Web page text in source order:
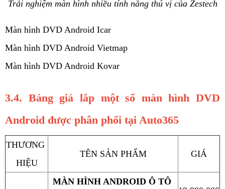
Trải nghiệm màn hình nhiều tính năng thú vị của Zestech
Màn hình DVD Android Icar
Màn hình DVD Android Vietmap
Màn hình DVD Android Kovar
3.4. Bảng giá lắp một số màn hình DVD
Android được phân phối tại Auto365
THƯƠNG
HIỆU
TÊN SẢN PHẨM GIÁ
MÀN HÌNH ANDROID Ô TÔ